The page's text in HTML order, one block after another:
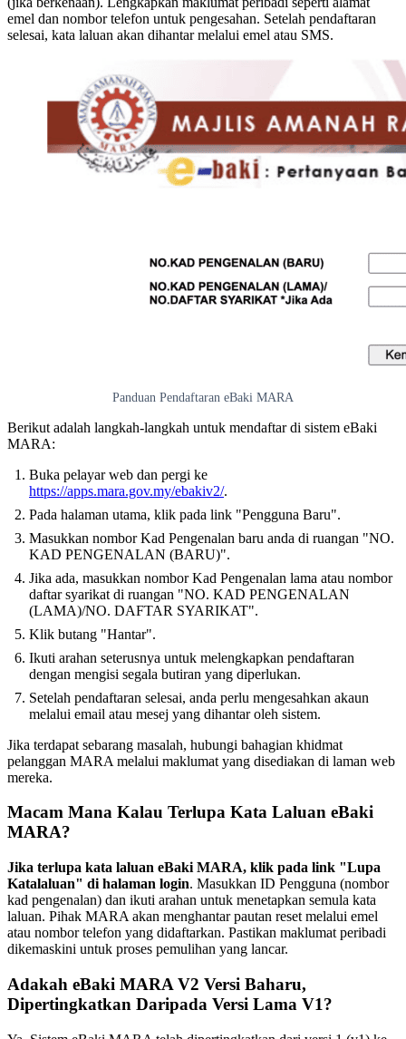
emel dan nombor telefon untuk pengesahan. Setelah pendaftaran
selesai, kata laluan akan dihantar melalui emel atau SMS.
Panduan Pendaftaran eBaki MARA
Berikut adalah langkah-langkah untuk mendaftar di sistem eBaki
MARA:
Buka pelayar web dan pergi ke
https://apps.mara.gov.my/ebakiv2/.
Pada halaman utama, klik pada link "Pengguna Baru".
Masukkan nombor Kad Pengenalan baru anda di ruangan "NO.
KAD PENGENALAN (BARU)".
Jika ada, masukkan nombor Kad Pengenalan lama atau nombor
daftar syarikat di ruangan "NO. KAD PENGENALAN
(LAMA)/NO. DAFTAR SYARIKAT".
Klik butang "Hantar".
Ikuti arahan seterusnya untuk melengkapkan pendaftaran
dengan mengisi segala butiran yang diperlukan.
Setelah pendaftaran selesai, anda perlu mengesahkan akaun
melalui email atau mesej yang dihantar oleh sistem.
Jika terdapat sebarang masalah, hubungi bahagian khidmat
pelanggan MARA melalui maklumat yang disediakan di laman web
mereka.
Macam Mana Kalau Terlupa Kata Laluan eBaki
MARA?
Jika terlupa kata laluan eBaki MARA, klik pada link "Lupa
Katalaluan" di halaman login. Masukkan ID Pengguna (nombor
kad pengenalan) dan ikuti arahan untuk menetapkan semula kata
laluan. Pihak MARA akan menghantar pautan reset melalui emel
atau nombor telefon yang didaftarkan. Pastikan maklumat peribadi
dikemaskini untuk proses pemulihan yang lancar.
Adakah eBaki MARA V2 Versi Baharu,
Dipertingkatkan Daripada Versi Lama V1?